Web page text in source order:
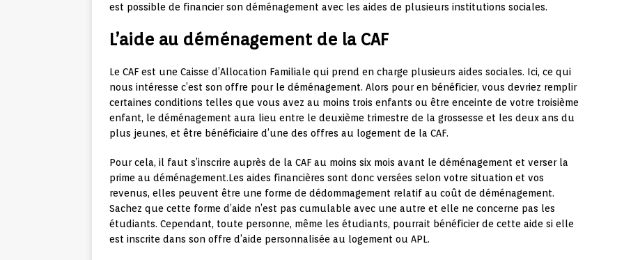
est possible de financier son déménagement avec les aides de plusieurs institutions sociales.
L’aide au déménagement de la CAF
Le CAF est une Caisse d’Allocation Familiale qui prend en charge plusieurs aides sociales. Ici, ce qui
nous intéresse c’est son offre pour le déménagement. Alors pour en bénéficier, vous devriez remplir
certaines conditions telles que vous avez au moins trois enfants ou être enceinte de votre troisième
enfant, le déménagement aura lieu entre le deuxième trimestre de la grossesse et les deux ans du
plus jeunes, et être bénéficiaire d’une des offres au logement de la CAF.
Pour cela, il faut s’inscrire auprès de la CAF au moins six mois avant le déménagement et verser la
prime au déménagement.Les aides financières sont donc versées selon votre situation et vos
revenus, elles peuvent être une forme de dédommagement relatif au coût de déménagement.
Sachez que cette forme d’aide n’est pas cumulable avec une autre et elle ne concerne pas les
étudiants. Cependant, toute personne, même les étudiants, pourrait bénéficier de cette aide si elle
est inscrite dans son offre d’aide personnalisée au logement ou APL.